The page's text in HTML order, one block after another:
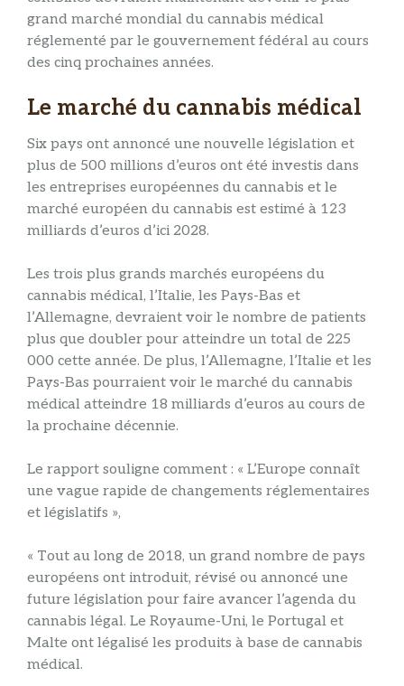
grand marché mondial du cannabis médical
réglementé par le gouvernement fédéral au cours
des cinq prochaines années.
Le marché du cannabis médical
Six pays ont annoncé une nouvelle législation et
plus de 500 millions d’euros ont été investis dans
les entreprises européennes du cannabis et le
marché européen du cannabis est estimé à 123
milliards d’euros d’ici 2028.
Les trois plus grands marchés européens du
cannabis médical, l’Italie, les Pays-Bas et
l’Allemagne, devraient voir le nombre de patients
plus que doubler pour atteindre un total de 225
000 cette année. De plus, l’Allemagne, l’Italie et les
Pays-Bas pourraient voir le marché du cannabis
médical atteindre 18 milliards d’euros au cours de
la prochaine décennie.
Le rapport souligne comment : « L’Europe connaît
une vague rapide de changements réglementaires
et législatifs »,
« Tout au long de 2018, un grand nombre de pays
européens ont introduit, révisé ou annoncé une
future législation pour faire avancer l’agenda du
cannabis légal. Le Royaume-Uni, le Portugal et
Malte ont légalisé les produits à base de cannabis
médical.